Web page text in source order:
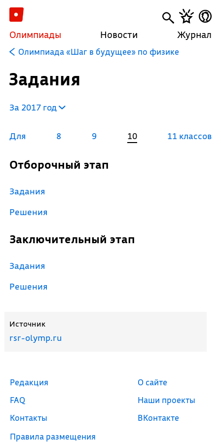
Олимпиады Новости Журнал
Олимпиада «Шаг в будущее» по физике
Задания
За 2017 год
Для 8 9 10 11 классов
Отборочный этап
Задания
Решения
Заключительный этап
Задания
Решения
Источник
rsr-olymp.ru
Редакция
FAQ
Контакты
Правила размещения
О сайте
Наши проекты
ВКонтакте